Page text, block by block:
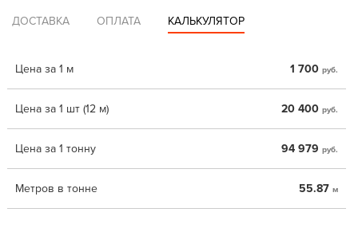
ДОСТАВКА ОПЛАТА КАЛЬКУЛЯТОР
Цена за 1 м 1 700 руб.
Цена за 1 шт (12 м) 20 400 руб.
Цена за 1 тонну 94 979 руб.
Метров в тонне 55.87 м